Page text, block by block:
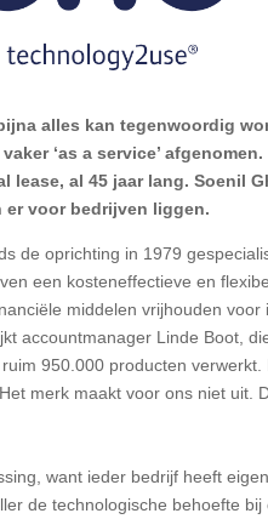
alles kan tegenwoordig
‘as a service’
lease, al 45 jaar lang. Soenil
er voor bedrijven liggen.
de oprichting in 1979
een kosteneffectieve en
middelen vrijhouden
accountmanager Linde Boot,
950.000 producten
merk maakt voor ons niet uit.
want ieder bedrijf heeft
de technologische behoefte